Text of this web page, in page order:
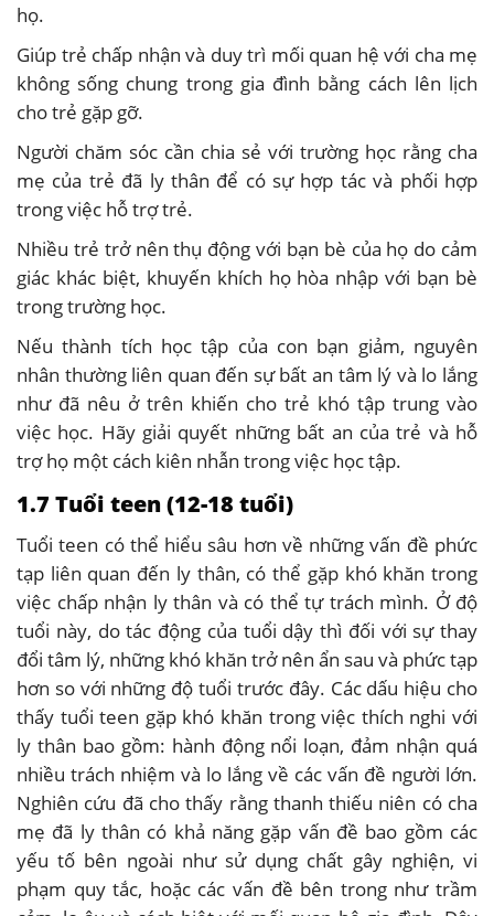
họ.
Giúp trẻ chấp nhận và duy trì mối quan hệ với cha mẹ
không sống chung trong gia đình bằng cách lên lịch
cho trẻ gặp gỡ.
Người chăm sóc cần chia sẻ với trường học rằng cha
mẹ của trẻ đã ly thân để có sự hợp tác và phối hợp
trong việc hỗ trợ trẻ.
Nhiều trẻ trở nên thụ động với bạn bè của họ do cảm
giác khác biệt, khuyến khích họ hòa nhập với bạn bè
trong trường học.
Nếu thành tích học tập của con bạn giảm, nguyên
nhân thường liên quan đến sự bất an tâm lý và lo lắng
như đã nêu ở trên khiến cho trẻ khó tập trung vào
việc học. Hãy giải quyết những bất an của trẻ và hỗ
trợ họ một cách kiên nhẫn trong việc học tập.
1.7 Tuổi teen (12-18 tuổi)
Tuổi teen có thể hiểu sâu hơn về những vấn đề phức
tạp liên quan đến ly thân, có thể gặp khó khăn trong
việc chấp nhận ly thân và có thể tự trách mình. Ở độ
tuổi này, do tác động của tuổi dậy thì đối với sự thay
đổi tâm lý, những khó khăn trở nên ẩn sau và phức tạp
hơn so với những độ tuổi trước đây. Các dấu hiệu cho
thấy tuổi teen gặp khó khăn trong việc thích nghi với
ly thân bao gồm: hành động nổi loạn, đảm nhận quá
nhiều trách nhiệm và lo lắng về các vấn đề người lớn.
Nghiên cứu đã cho thấy rằng thanh thiếu niên có cha
mẹ đã ly thân có khả năng gặp vấn đề bao gồm các
yếu tố bên ngoài như sử dụng chất gây nghiện, vi
phạm quy tắc, hoặc các vấn đề bên trong như trầm